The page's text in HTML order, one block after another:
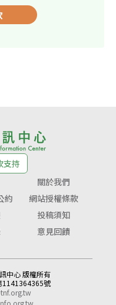
支持
關於我們
約
網站授權條款
投稿須知
意見回饋
中心 版權所有
1141364365號